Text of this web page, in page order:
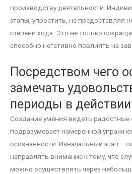
производству деятельности.
этапы, упростить, не предоставляя
степени хода. Это не только
способно негативно повлиять на
Посредством чего
замечать
периоды в действии
Создание умения видеть радостные
подразумевает намеренной
осознанности. Изначальный этап –
направлять внимание к тому, что
можно осуществлять через